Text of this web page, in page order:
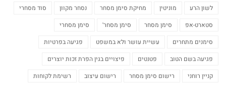
לשון הרע
מוניטין מחיקת סימן מסחר נסחר מקוון
סוד מסחרי
סטארט-אפ
סימן מסחר סימן מסחר'
סימן מסחרי
סימנים מתחרים
עשיית עושר ולא במשפט
פגיעה בפרטיות
פגיעה בשם הטוב
פטנטים
פיצויים בגין הפרת זכות יוצרים
קניין רוחני
רישום סימן מסחר רישום עיצוב רשימת לקוחות